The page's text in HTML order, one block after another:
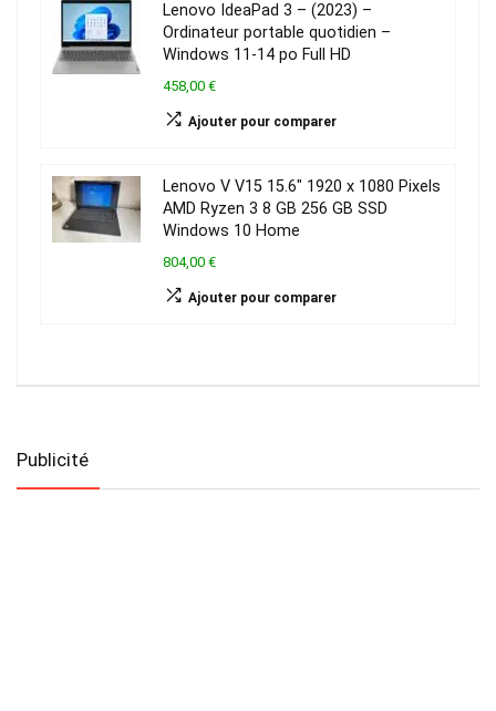
Lenovo IdeaPad 3 – (2023) –
Ordinateur portable quotidien –
Windows 11-14 po Full HD
458,00 €
Ajouter pour comparer
Lenovo V V15 15.6″ 1920 x 1080 Pixels
AMD Ryzen 3 8 GB 256 GB SSD
Windows 10 Home
804,00 €
Ajouter pour comparer
Publicité